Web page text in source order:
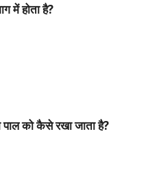
मेंहोताहै?
पालकोकैसेरखाजाताहै?